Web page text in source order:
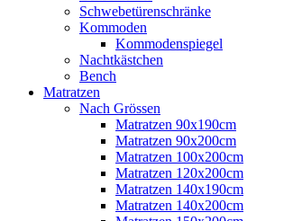
Schwebetürenschränke
Kommoden
Kommodenspiegel
Nachtkästchen
Bench
Matratzen
Nach Grössen
Matratzen 90x190cm
Matratzen 90x200cm
Matratzen 100x200cm
Matratzen 120x200cm
Matratzen 140x190cm
Matratzen 140x200cm